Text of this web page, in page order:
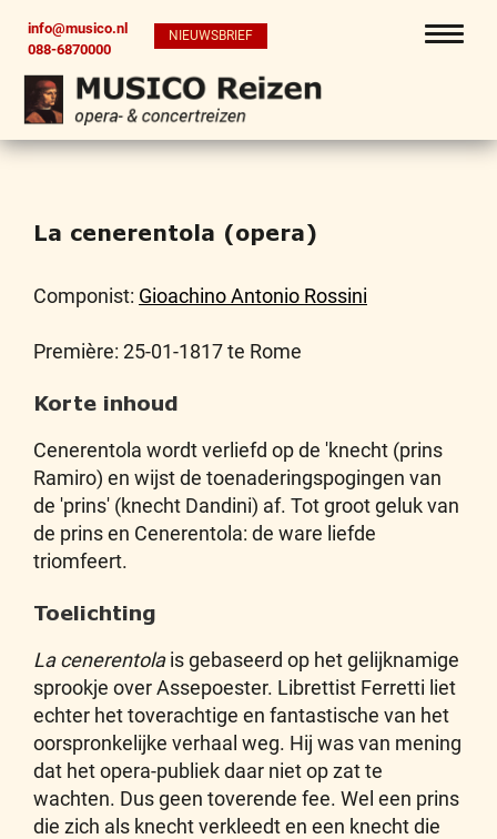
info@musico.nl
088-6870000
NIEUWSBRIEF
La cenerentola (opera)
Componist: Gioachino Antonio Rossini
Première: 25-01-1817 te Rome
Korte inhoud
Cenerentola wordt verliefd op de 'knecht (prins
Ramiro) en wijst de toenaderingspogingen van
de 'prins' (knecht Dandini) af. Tot groot geluk van
de prins en Cenerentola: de ware liefde
triomfeert.
Toelichting
La cenerentolais gebaseerd op het gelijknamige
sprookje over Assepoester. Librettist Ferretti liet
echter het toverachtige en fantastische van het
oorspronkelijke verhaal weg. Hij was van mening
dat het opera-publiek daar niet op zat te
wachten. Dus geen toverende fee. Wel een prins
die zich als knecht verkleedt en een knecht die